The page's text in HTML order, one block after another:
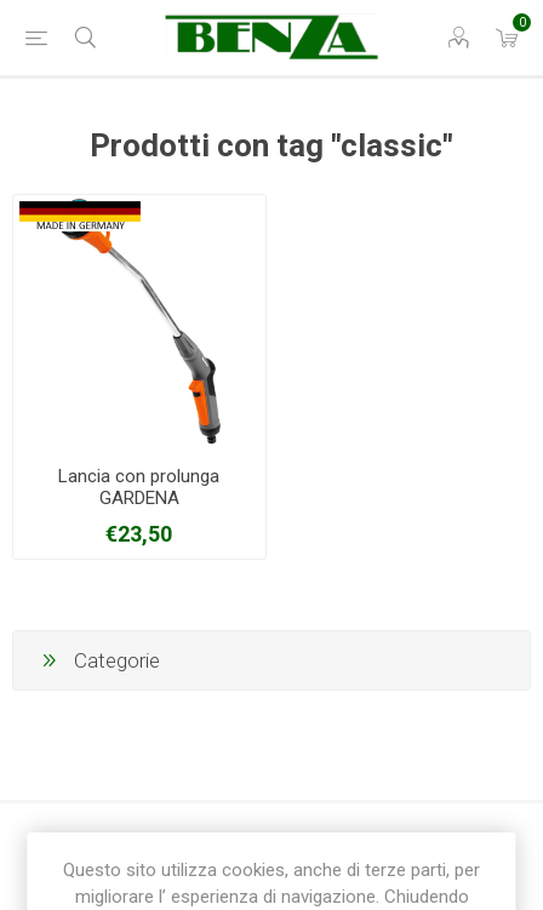
0
Prodotti con tag "classic"
Lancia con prolunga
GARDENA
€23,50
Categorie
Questo sito utilizza cookies, anche di terze parti, per
migliorare l’ esperienza di navigazione. Chiudendo